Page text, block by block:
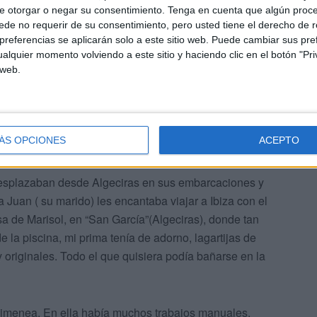
otorgar o negar su consentimiento. Tenga en cuenta que algún
no requerir de su consentimiento, pero usted tiene el derecho de
se aplicarán solo a este sitio web. Puede cambiar sus
momento volviendo a este sitio y haciendo clic en el botón
OPCIONES ACEPTO
Su marido y ella se
bautizaron con el nombre de
y ella se compraron un barquito con el que
de “Chispita”. Algunas veces venían a Ceuta con la
alguna que otra visita y merendábamos en el barco.
desde Algeciras en sus embarcaciones y
( su marido) les encantaba viajar a Ibiza con el
de Marisol, en “San García”(Algeciras), donde tan
la piscina, mi prima tenía de adorno, lagartijas de
Todo el que quisiera podía bañarse en la
En ella había muchos trabajos manuales,